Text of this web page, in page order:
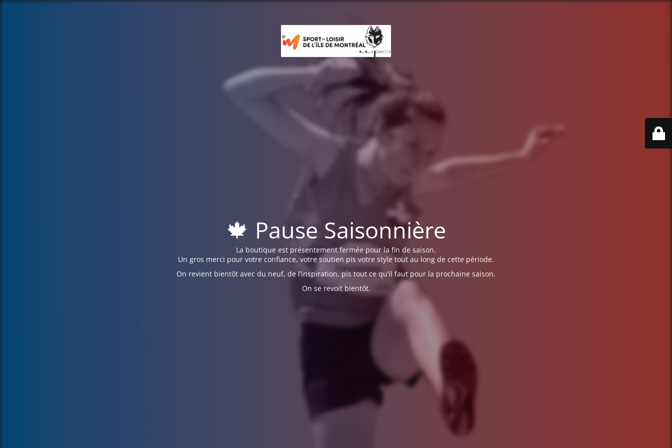
🍁 Pause Saisonnière
La boutique est présentement fermée pour la fin de saison.
Un gros merci pour votre confiance, votre soutien pis votre style tout au long de cette période.
On revient bientôt avec du neuf, de l’inspiration, pis tout ce qu’il faut pour la prochaine saison.
On se revoit bientôt.